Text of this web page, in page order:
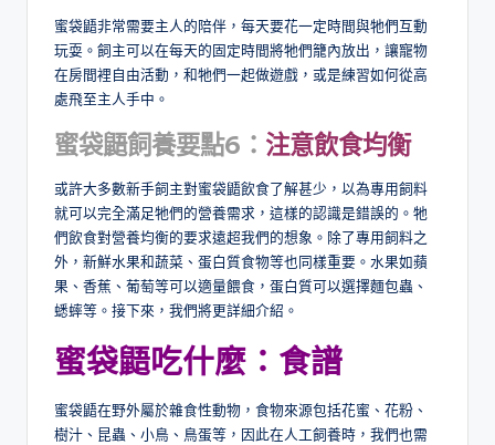
蜜袋鼯非常需要主人的陪伴，每天要花一定時間與牠們互動
玩耍。飼主可以在每天的固定時間將牠們籠內放出，讓寵物
在房間裡自由活動，和牠們一起做遊戲，或是練習如何從高
處飛至主人手中。
蜜袋鼯飼養要點6： 注意飲食均衡
或許大多數新手飼主對蜜袋鼯飲食了解甚少，以為專用飼料
就可以完全滿足牠們的營養需求，這樣的認識是錯誤的。牠
們飲食對營養均衡的要求遠超我們的想象。除了專用飼料之
外，新鮮水果和蔬菜、蛋白質食物等也同樣重要。水果如蘋
果、香蕉、葡萄等可以適量餵食，蛋白質可以選擇麵包蟲、
蟋蟀等。接下來，我們將更詳細介紹。
蜜袋鼯吃什麼：食譜
蜜袋鼯在野外屬於雜食性動物，食物來源包括花蜜、花粉、
樹汁、昆蟲、小鳥、鳥蛋等，因此在人工飼養時，我們也需